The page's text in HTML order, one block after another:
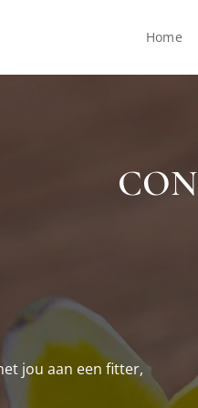
Home
jou aan een fitter,